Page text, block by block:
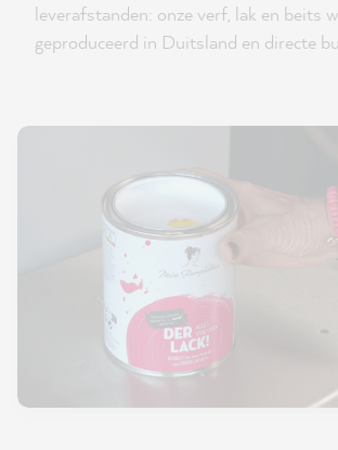
leverafstanden: onze verf, lak en beits
geproduceerd in Duitsland en directe